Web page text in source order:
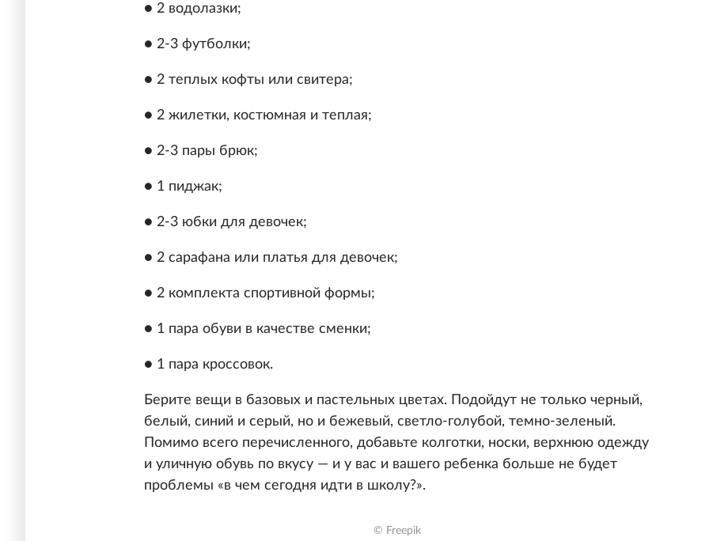
● 2 водолазки;
● 2-3 футболки;
● 2 теплых кофты или свитера;
● 2 жилетки, костюмная и теплая;
● 2-3 пары брюк;
● 1 пиджак;
● 2-3 юбки для девочек;
● 2 сарафана или платья для девочек;
● 2 комплекта спортивной формы;
● 1 пара обуви в качестве сменки;
● 1 пара кроссовок.
Берите вещи в базовых и пастельных цветах. Подойдут не только черный,
белый, синий и серый, но и бежевый, светло-голубой, темно-зеленый.
Помимо всего перечисленного, добавьте колготки, носки, верхнюю одежду
и уличную обувь по вкусу — и у вас и вашего ребенка больше не будет
проблемы «в чем сегодня идти в школу?».
© Freepik